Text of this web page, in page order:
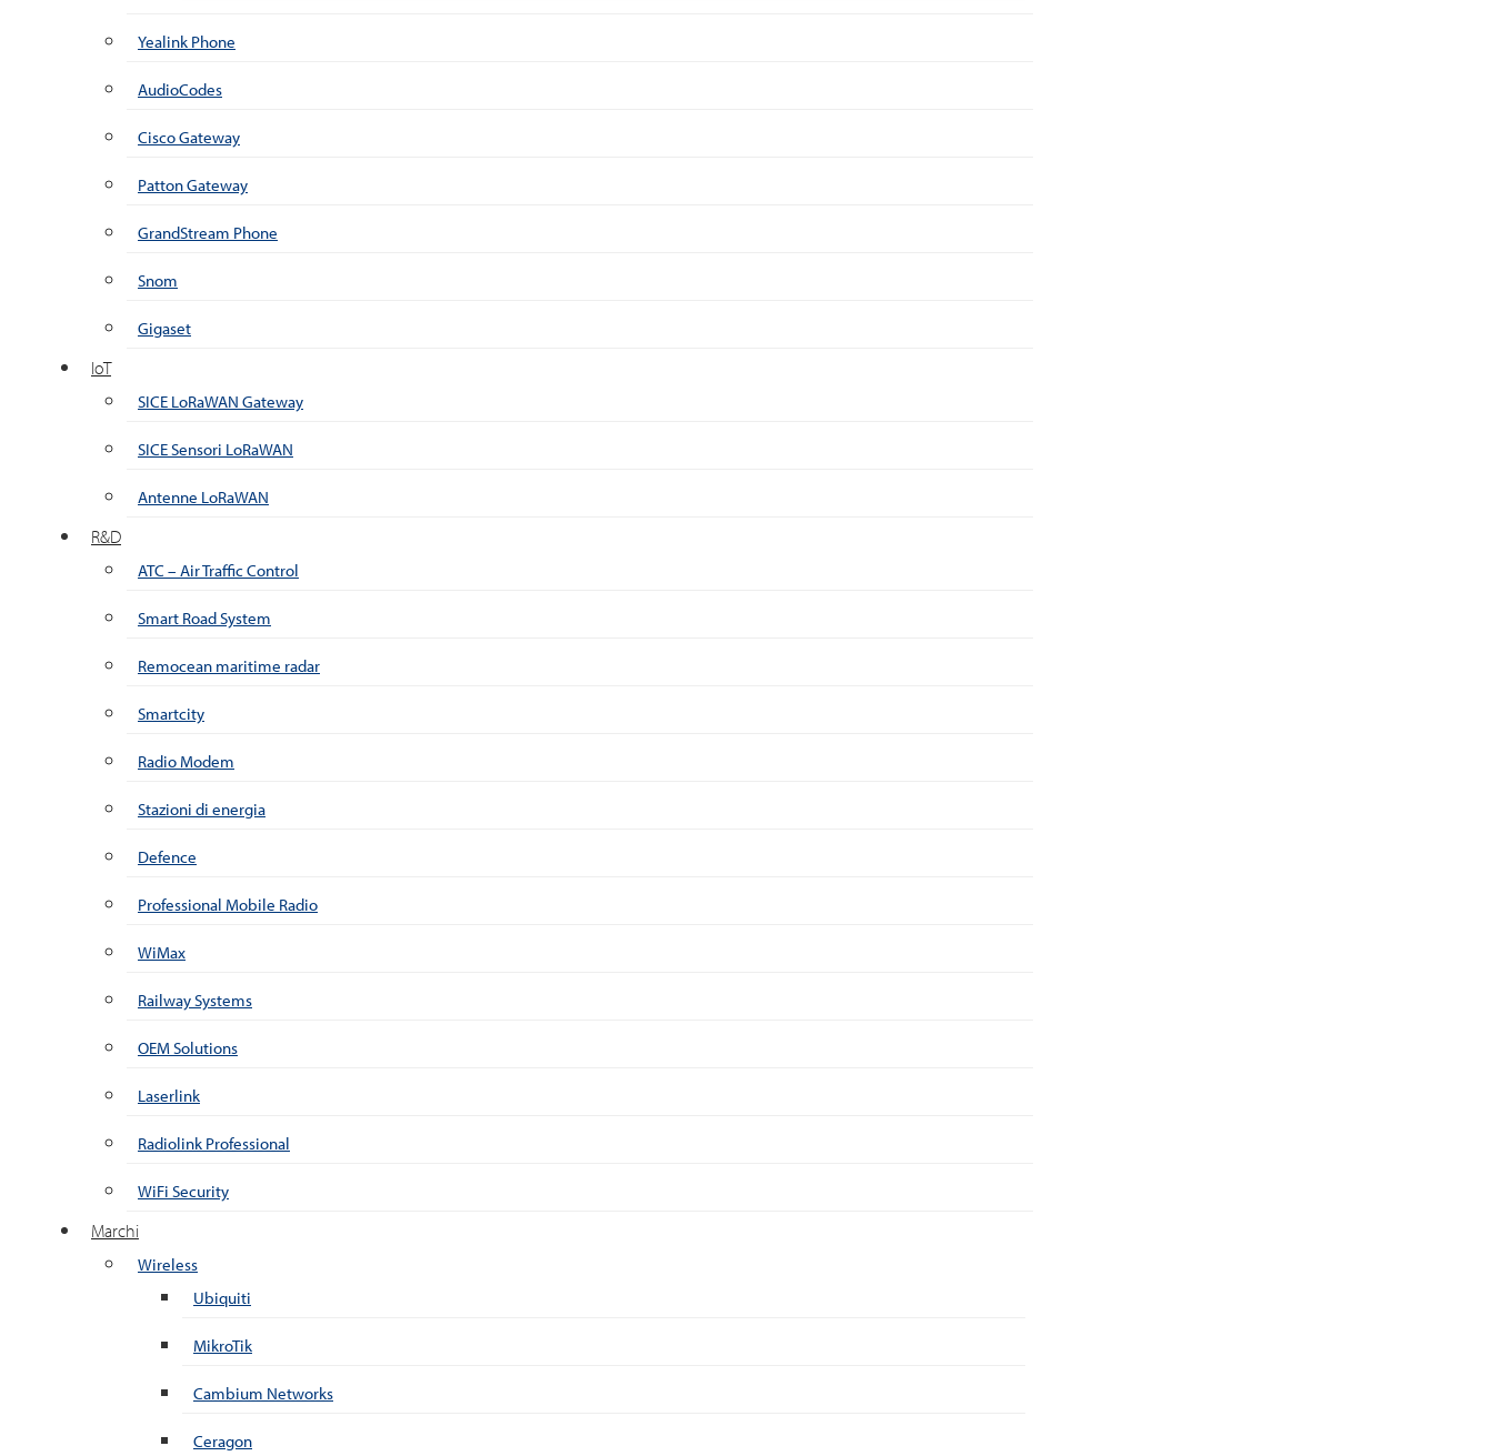
Yealink Phone
AudioCodes
Cisco Gateway
Patton Gateway
GrandStream Phone
Snom
Gigaset
IoT
SICE LoRaWAN Gateway
SICE Sensori LoRaWAN
Antenne LoRaWAN
R&D
ATC – Air Traffic Control
Smart Road System
Remocean maritime radar
Smartcity
Radio Modem
Stazioni di energia
Defence
Professional Mobile Radio
WiMax
Railway Systems
OEM Solutions
Laserlink
Radiolink Professional
WiFi Security
Marchi
Wireless
Ubiquiti
MikroTik
Cambium Networks
Ceragon